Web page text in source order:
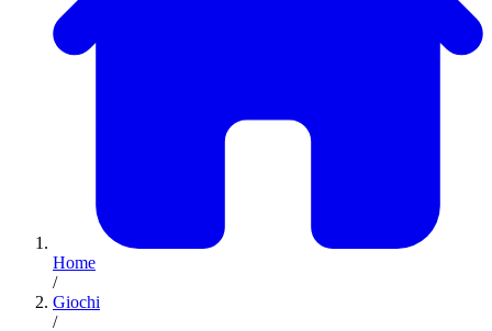
Home
/
Giochi
/